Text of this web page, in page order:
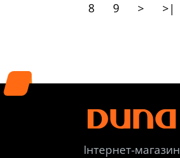
8
9 > >|
Інтернет-магазин